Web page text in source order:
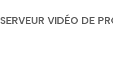
SERVEUR VIDÉO DE